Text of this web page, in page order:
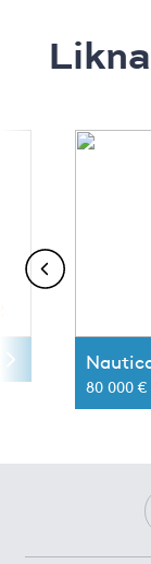
80 000 €